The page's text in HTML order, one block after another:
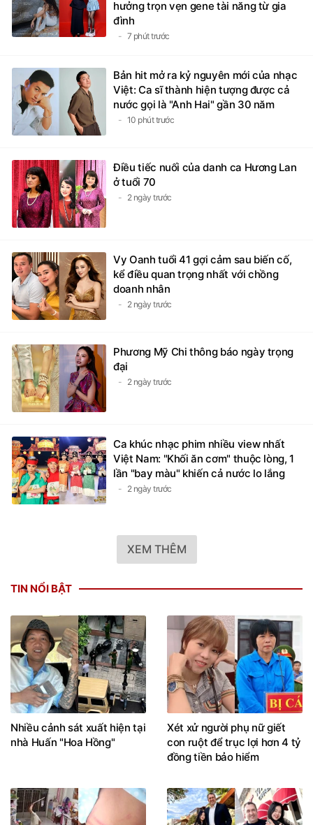
đình
7 phút trước
Việt: Ca sĩ thành hiện tượng được cả
nước gọi là "Anh Hai" gần 30 năm
10 phút trước
ở tuổi 70
2 ngày trước
kể điều quan trọng nhất với chồng
doanh nhân
2 ngày trước
đại
2 ngày trước
Việt Nam: "Khối ăn cơm" thuộc lòng, 1
lần "bay màu" khiến cả nước lo lắng
2 ngày trước
XEM THÊM
Nhiều cảnh sát xuất hiện tại
nhà Huấn "Hoa Hồng"
Xét xử người phụ nữ giết
con ruột để trục lợi hơn 4 tỷ
đồng tiền bảo hiểm